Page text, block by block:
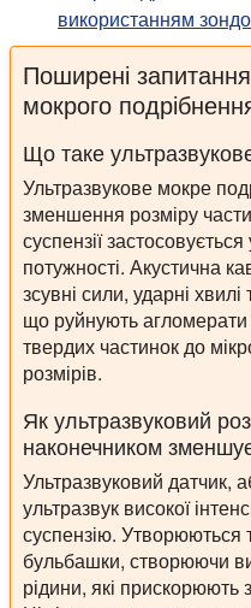
використанням
Поширені
мокрого
Що таке
Ультразвукове мокре
зменшення розміру
суспензії
потужності. Акустична
зсувні сили, ударні
що руйнують
твердих частинок до
розмірів.
Як ультразвуковий
наконечником
Ультразвуковий датчик,
ультразвук високої
суспензію. Утворюються
бульбашки, створюючи
рідини, які прискорюють